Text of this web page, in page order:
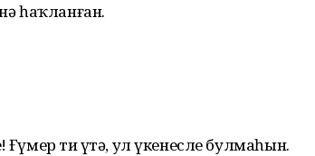
һаҡланған.
Ғүмер тиҙ үтә, ул үкенесле булмаһын.